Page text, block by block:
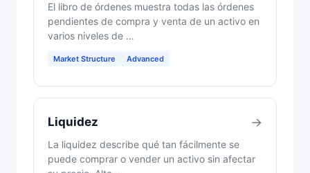
El libro de órdenes muestra todas las órdenes
pendientes de compra y venta de un activo en
varios niveles de …
Market Structure Advanced
Liquidez
La liquidez describe qué tan fácilmente se
puede comprar o vender un activo sin afectar
→